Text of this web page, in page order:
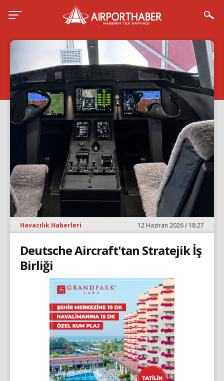
Havacılık Haberleri 12 Haziran 2026 / 18:27
Deutsche Aircraft'tan Stratejik İş
Birliği